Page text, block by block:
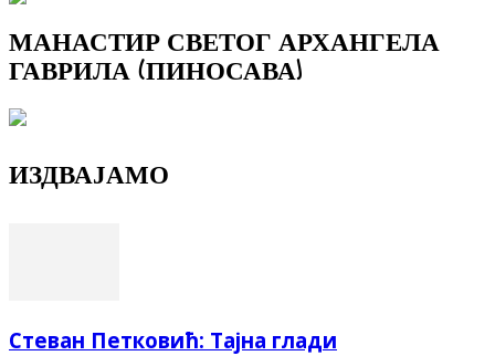
МАНАСТИР СВЕТОГ АРХАНГЕЛА
ГАВРИЛА (ПИНОСАВА)
ИЗДВАЈАМО
Стеван Петковић: Тајна глади